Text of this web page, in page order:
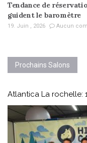
Tendance de
guident le baromètre
19. Juin , 2026 Aucun
Prochains Salons
Atlantica La rochelle: